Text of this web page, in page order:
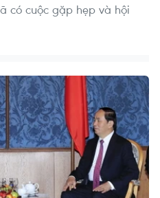
có cuộc gặp hẹp và hội